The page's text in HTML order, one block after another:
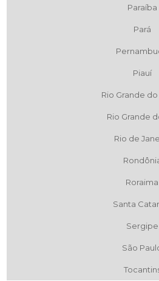
Paraíba
Pará
Piauí
Rio Grande
Rio Grande
Rio de
Roraima
Santa
Sergipe
São